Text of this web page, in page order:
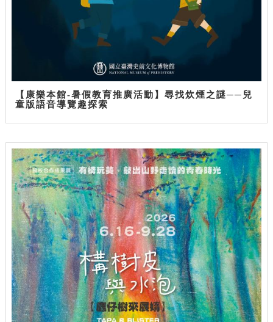
【康樂本館-暑假教育推廣活動】尋找炊煙之謎──兒
童版語音導覽趣探索